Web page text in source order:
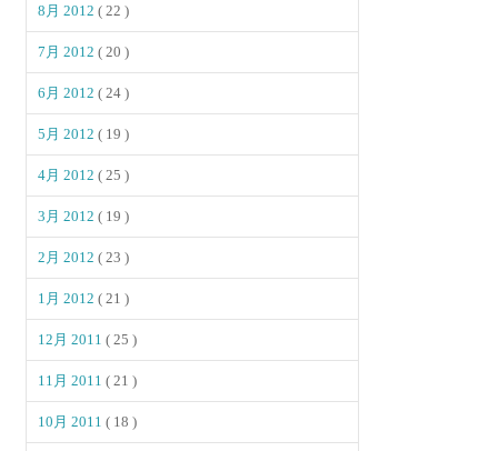
8月 2012( 22 )
7月 2012( 20 )
6月 2012( 24 )
5月 2012( 19 )
4月 2012( 25 )
3月 2012( 19 )
2月 2012( 23 )
1月 2012( 21 )
12月 2011( 25 )
11月 2011( 21 )
10月 2011( 18 )